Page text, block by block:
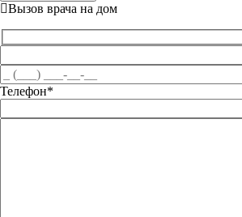
Вызов врача на дом
Телефон*